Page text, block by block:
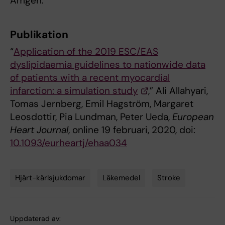
Publikation
“Application of the 2019 ESC/EAS
dyslipidaemia guidelines to nationwide data
of patients with a recent myocardial
infarction: a simulation study
,” Ali Allahyari,
Tomas Jernberg, Emil Hagström, Margaret
Leosdottir, Pia Lundman, Peter Ueda, European
Heart Journal, online 19 februari, 2020, doi:
10.1093/eurheartj/ehaa034
Hjärt-kärlsjukdomar Läkemedel Stroke
Uppdaterad av: